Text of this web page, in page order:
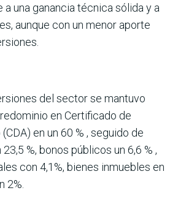
a una ganancia téc­nica sólida y a
aunque con un menor aporte
del sector se mantuvo
en Certificado de
en un 60 % , seguido de
%, bonos públicos un 6,6 % ,
con 4,1%, bienes inmuebles en
2%.